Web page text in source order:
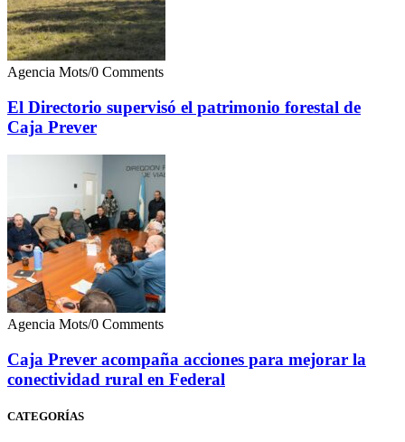
Agencia Mots/0 Comments
El Directorio supervisó el patrimonio forestal de
Caja Prever
Agencia Mots/0 Comments
Caja Prever acompaña acciones para mejorar la
conectividad rural en Federal
CATEGORÍAS